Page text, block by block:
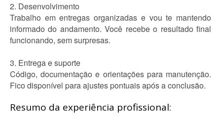
2. Desenvolvimento
Trabalho em entregas organizadas e vou te mantendo
informado do andamento. Você recebe o resultado final
funcionando, sem surpresas.
3. Entrega e suporte
Código, documentação e orientações para manutenção.
Fico disponível para ajustes pontuais após a conclusão.
Resumo da experiência profissional: